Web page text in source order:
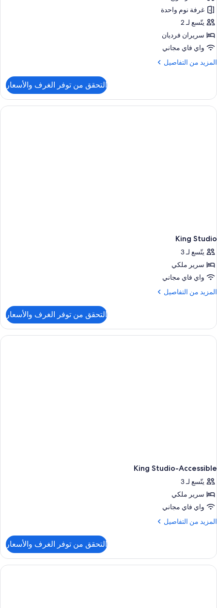
نوم
بشرفة
شقة
مريحة
-
غرفة
نوم
واحدة
غرفة نوم واحدة
يتّسع لـ 2
سريران فرديان
واي فاي مجاني
المزيد من التفاصيل
المزيد
شقة
مريحة
-
التحقق من توفر الغرف والأسعار
King Studio
يتّسع لـ 3
سرير ملكي
واي فاي مجاني
المزيد من التفاصيل
المزيد
King
Studio
التحقق من توفر الغرف والأسعار
King Studio-Accessible
يتّسع لـ 3
سرير ملكي
واي فاي مجاني
المزيد من التفاصيل
المزيد
King
Studio-
Accessible
التحقق من توفر الغرف والأسعار